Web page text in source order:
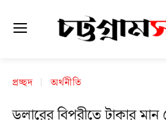
প্রচ্ছদ অর্থনীতি
ডলারের বিপরীতে টাকার